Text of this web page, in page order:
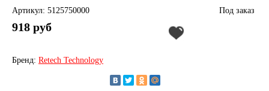
Артикул: 5125750000 Под заказ
918 руб
Бренд: Retech Technology